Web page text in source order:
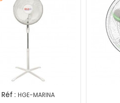
Réf : HGE-MARINA